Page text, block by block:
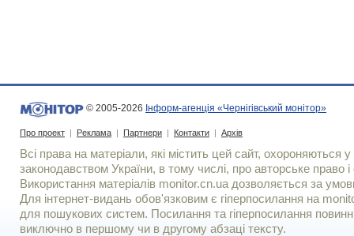
© 2005-2026 Інформ-агенція «Чернігівський монітор»
Про проект | Реклама | Партнери | Контакти | Архів
Всі права на матеріали, які містить цей сайт, охороняються у
законодавством України, в тому числі, про авторське право і
Використання матерiалiв monitor.cn.ua дозволяється за
Для iнтернет-видань обов'язковим є гiперпосилання на
для пошукових систем. Посилання та гіперпосилання
виключно в першому чи в другому абзаці тексту.